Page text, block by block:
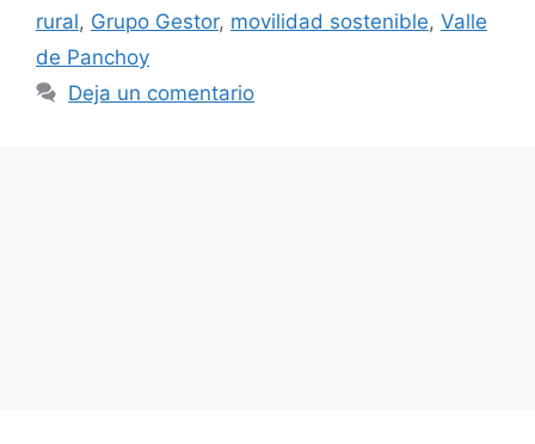
rural, Grupo Gestor, movilidad sostenible, Valle
de Panchoy
Deja un comentario